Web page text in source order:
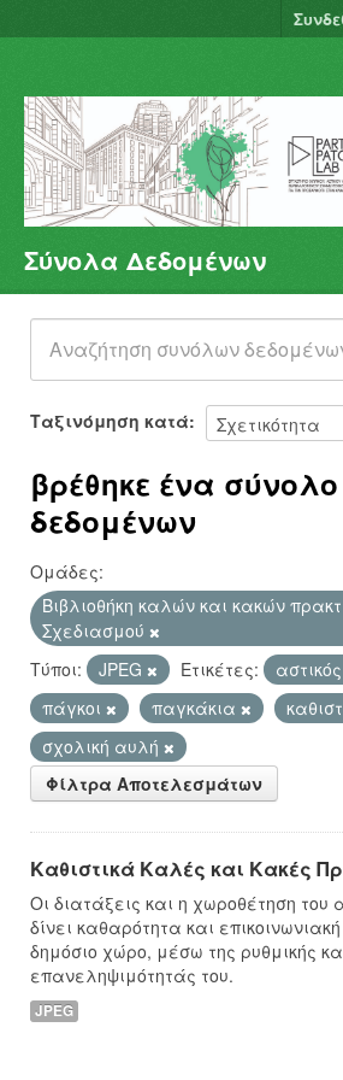
Σύνολα Δεδομένων
Φορείς
Ομάδες
Σχετικά
Σύνολα Δεδομένων
Ταξινόμηση κατά
βρέθηκε ένα σύνολο
δεδομένων
Ομάδες:
Βιβλιοθήκη καλών και κακών
Σχεδιασμού
Τύποι:
JPEG Ετικέτες:
πάγκοι
παγκάκια
σχολική αυλή
Φίλτρα Αποτελεσμάτων
Καθιστικά Καλές και Κακές
Οι διατάξεις και η χωροθέτηση του
δίνει καθαρότητα και
δημόσιο χώρο, μέσω της ρυθμικής
επανεληψιμότητάς του.
JPEG